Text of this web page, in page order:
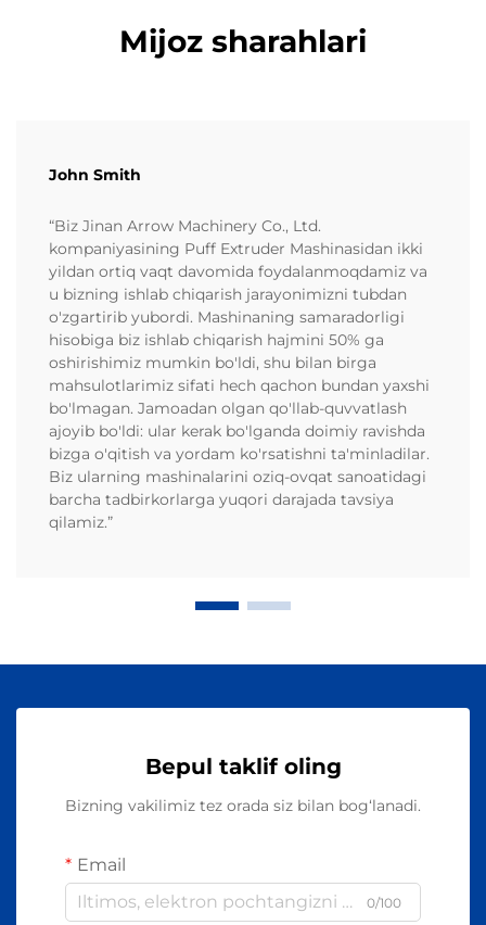
Mijoz sharahlari
John Smith
“Biz Jinan Arrow Machinery Co., Ltd.
kompaniyasining Puff Extruder Mashinasidan ikki
yildan ortiq vaqt davomida foydalanmoqdamiz va
u bizning ishlab chiqarish jarayonimizni tubdan
o'zgartirib yubordi. Mashinaning samaradorligi
hisobiga biz ishlab chiqarish hajmini 50% ga
oshirishimiz mumkin bo'ldi, shu bilan birga
mahsulotlarimiz sifati hech qachon bundan yaxshi
bo'lmagan. Jamoadan olgan qo'llab-quvvatlash
ajoyib bo'ldi: ular kerak bo'lganda doimiy ravishda
bizga o'qitish va yordam ko'rsatishni ta'minladilar.
Biz ularning mashinalarini oziq-ovqat sanoatidagi
barcha tadbirkorlarga yuqori darajada tavsiya
qilamiz.”
Bepul taklif oling
Bizning vakilimiz tez orada siz bilan bog‘lanadi.
Email
0/100